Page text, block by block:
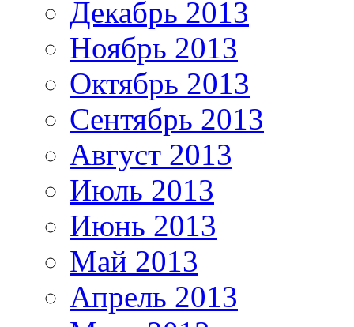
Декабрь 2013
Ноябрь 2013
Октябрь 2013
Сентябрь 2013
Август 2013
Июль 2013
Июнь 2013
Май 2013
Апрель 2013